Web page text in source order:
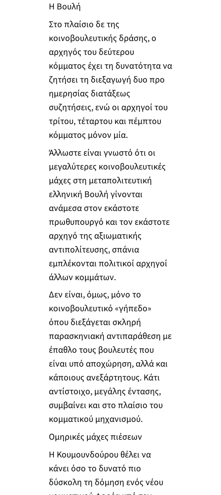
Η Βουλή
Στο πλαίσιο δε της
κοινοβουλευτικής δράσης, ο
αρχηγός του δεύτερου
κόμματος έχει τη δυνατότητα να
ζητήσει τη διεξαγωγή δυο προ
ημερησίας διατάξεως
συζητήσεις, ενώ οι αρχηγοί του
τρίτου, τέταρτου και πέμπτου
κόμματος μόνον μία.
Άλλωστε είναι γνωστό ότι οι
μεγαλύτερες κοινοβουλευτικές
μάχες στη μεταπολιτευτική
ελληνική Βουλή γίνονται
ανάμεσα στον εκάστοτε
πρωθυπουργό και τον εκάστοτε
αρχηγό της αξιωματικής
αντιπολίτευσης, σπάνια
εμπλέκονται πολιτικοί αρχηγοί
άλλων κομμάτων.
Δεν είναι, όμως, μόνο το
κοινοβουλευτικό «γήπεδο»
όπου διεξάγεται σκληρή
παρασκηνιακή αντιπαράθεση με
έπαθλο τους βουλευτές που
είναι υπό αποχώρηση, αλλά και
κάποιους ανεξάρτητους. Κάτι
αντίστοιχο, μεγάλης έντασης,
συμβαίνει και στο πλαίσιο του
κομματικού μηχανισμού.
Ομηρικές μάχες πιέσεων
Η Κουμουνδούρου θέλει να
κάνει όσο το δυνατό πιο
δύσκολη τη δόμηση ενός νέου